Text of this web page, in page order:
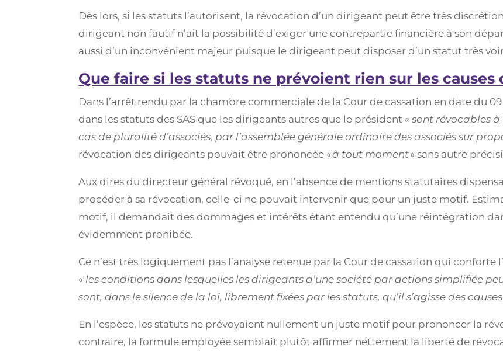
Dès lors, si les statuts l’autorisent, la révocation d’un dirigeant peut être très
dirigeant non fautif n’ait la possibilité d’exiger une contrepartie financière à son
aussi d’un inconvénient majeur puisque le dirigeant peut disposer d’un statut très
Que faire si les statuts ne prévoient rien sur les causes
Dans l’arrêt rendu par la chambre commerciale de la Cour de cassation en date du
dans les statuts des SAS que les dirigeants autres que le président « sont révocables
cas de pluralité d’associés, par l’assemblée générale ordinaire des associés sur
révocation des dirigeants pouvait être prononcée «à tout moment» sans autre
Aux dires du directeur général révoqué, en l’absence de mentions statutaires
procéder à sa révocation, celle-ci ne pouvait intervenir que pour un juste motif.
motif, il demandait des dommages et intérêts étant entendu qu’une réintégration
évidemment prohibée.
Ce n’est très logiquement pas l’analyse retenue par la Cour de cassation qui conforte
« les conditions dans lesquelles les dirigeants d’une société par actions simplifiée
sont, dans le silence de la loi, librement fixées par les statuts, qu’il s’agisse des
En l’espèce, les statuts ne prévoyaient nullement un juste motif pour prononcer la
contraire, la formule employée semblait plutôt affirmer nettement la liberté de